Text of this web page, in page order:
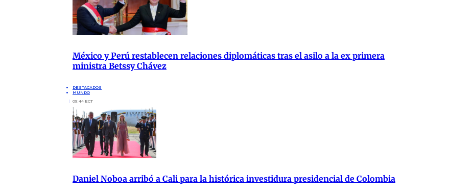
México y Perú restablecen relaciones diplomáticas tras el asilo a la ex primera
ministra Betssy Chávez
DESTACADOS
MUNDO
09:44 ECT
Daniel Noboa arribó a Cali para la histórica investidura presidencial de Colombia